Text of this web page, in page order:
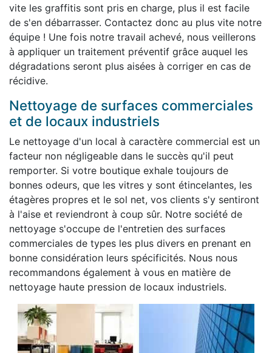
vite les graffitis sont pris en charge, plus il est facile
de s'en débarrasser. Contactez donc au plus vite notre
équipe ! Une fois notre travail achevé, nous veillerons
à appliquer un traitement préventif grâce auquel les
dégradations seront plus aisées à corriger en cas de
récidive.
Nettoyage de surfaces commerciales
et de locaux industriels
Le nettoyage d'un local à caractère commercial est un
facteur non négligeable dans le succès qu'il peut
remporter. Si votre boutique exhale toujours de
bonnes odeurs, que les vitres y sont étincelantes, les
étagères propres et le sol net, vos clients s'y sentiront
à l'aise et reviendront à coup sûr. Notre société de
nettoyage s'occupe de l'entretien des surfaces
commerciales de types les plus divers en prenant en
bonne considération leurs spécificités. Nous nous
recommandons également à vous en matière de
nettoyage haute pression de locaux industriels.